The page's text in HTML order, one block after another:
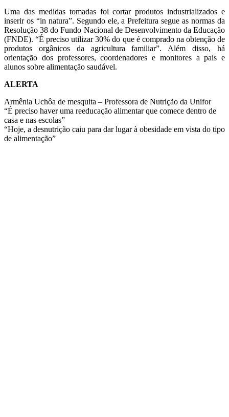
Uma das medidas tomadas foi cortar produtos industrializados e
inserir os “in natura”. Segundo ele, a Prefeitura segue as normas da
Resolução 38 do Fundo Nacional de Desenvolvimento da Educação
(FNDE). “É preciso utilizar 30% do que é comprado na obtenção de
produtos orgânicos da agricultura familiar”. Além disso, há
orientação dos professores, coordenadores e monitores a pais e
alunos sobre alimentação saudável.
ALERTA
Armênia Uchôa de mesquita – Professora de Nutrição da Unifor
“É preciso haver uma reeducação alimentar que comece dentro de
casa e nas escolas”
“Hoje, a desnutrição caiu para dar lugar à obesidade em vista do tipo
de alimentação”